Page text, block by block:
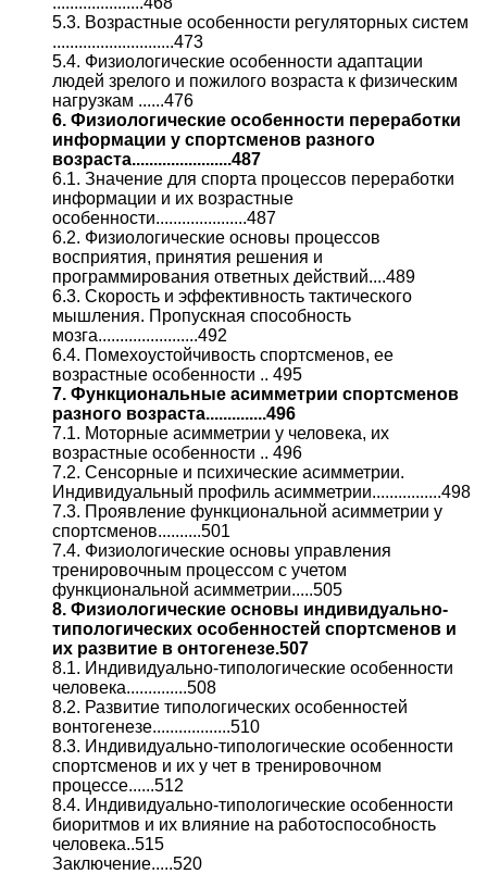
5.3. Возрастные особенности регуляторных систем
............................473
5.4. Физиологические особенности адаптации
людей зрелого и пожилого возраста к физическим
нагрузкам ......476
6. Физиологические особенности переработки
информации у спортсменов разного
возраста.......................487
6.1. Значение для спорта процессов переработки
информации и их возрастные
особенности.....................487
6.2. Физиологические основы процессов
восприятия, принятия решения и
программирования ответных действий....489
6.3. Скорость и эффективность тактического
мышления. Пропускная способность
мозга.......................492
6.4. Помехоустойчивость спортсменов, ее
возрастные особенности .. 495
7. Функциональные асимметрии спортсменов
разного возраста..............496
7.1. Моторные асимметрии у человека, их
возрастные особенности .. 496
7.2. Сенсорные и психические асимметрии.
Индивидуальный профиль асимметрии................498
7.3. Проявление функциональной асимметрии у
спортсменов..........501
7.4. Физиологические основы управления
тренировочным процессом с учетом
функциональной асимметрии.....505
8. Физиологические основы индивидуально-
типологических особенностей спортсменов и
их развитие в онтогенезе.507
8.1. Индивидуально-типологические особенности
человека..............508
8.2. Развитие типологических особенностей
вонтогенезе..................510
8.3. Индивидуально-типологические особенности
спортсменов и их у чет в тренировочном
процессе......512
8.4. Индивидуально-типологические особенности
биоритмов и их влияние на работоспособность
человека..515
Заключение.....520